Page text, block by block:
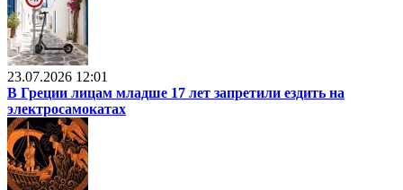
23.07.2026 12:01
В Греции лицам младше 17 лет запретили ездить на
электросамокатах